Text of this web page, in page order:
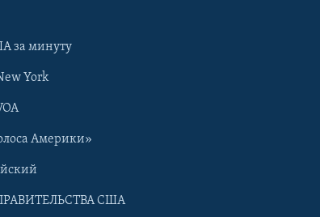
за минуту
York
Америки»
США